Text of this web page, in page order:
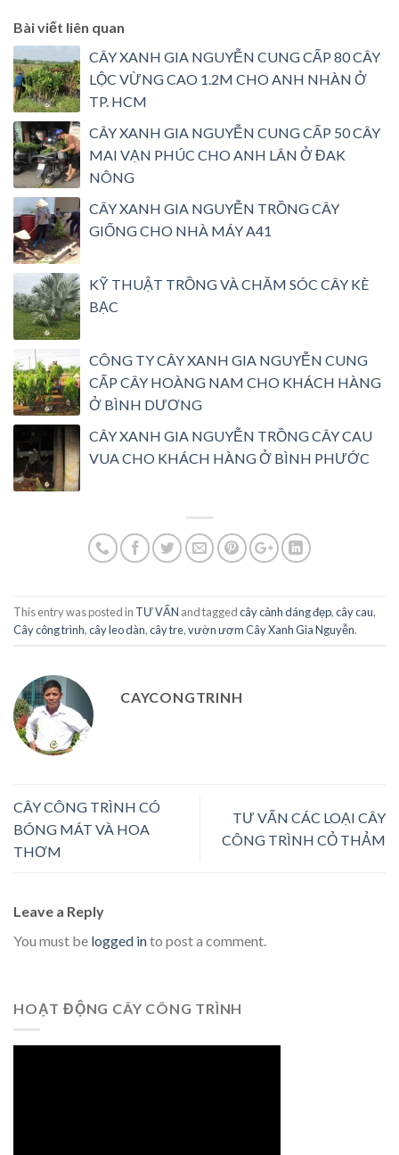
Bài viết liên quan
CÂY XANH GIA NGUYỄN CUNG CẤP 80 CÂY
LỘC VỪNG CAO 1.2M CHO ANH NHÀN Ở
TP. HCM
CÂY XANH GIA NGUYỄN CUNG CẤP 50 CÂY
MAI VẠN PHÚC CHO ANH LÂN Ở ĐAK
NÔNG
CÂY XANH GIA NGUYỄN TRỒNG CÂY
GIỐNG CHO NHÀ MÁY A41
KỸ THUẬT TRỒNG VÀ CHĂM SÓC CÂY KÈ
BẠC
CÔNG TY CÂY XANH GIA NGUYỄN CUNG
CẤP CÂY HOÀNG NAM CHO KHÁCH HÀNG
Ở BÌNH DƯƠNG
CÂY XANH GIA NGUYỄN TRỒNG CÂY CAU
VUA CHO KHÁCH HÀNG Ở BÌNH PHƯỚC
This entry was posted in TƯ VẤN and taggedcây cảnh dáng đẹp,cây cau,
Cây công trình,cây leo dàn,cây tre,vườn ươm Cây Xanh Gia Nguyễn.
CAYCONGTRINH
CÂY CÔNG TRÌNH CÓ
BÓNG MÁT VÀ HOA
THƠM
TƯ VẤN CÁC LOẠI CÂY
CÔNG TRÌNH CỎ THẢM
Leave a Reply
You must be logged into post a comment.
HOẠT ĐỘNG CÂY CÔNG TRÌNH